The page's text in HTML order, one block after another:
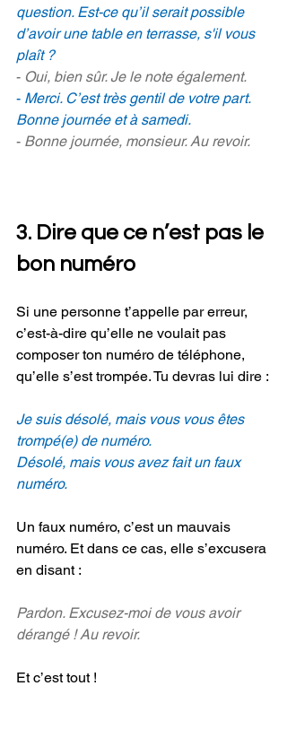
question. Est-ce qu’il serait possible
d’avoir une table en terrasse, s'il vous
plaît ?
- Oui, bien sûr. Je le note également.
- Merci. C’est très gentil de votre part.
Bonne journée et à samedi.
- Bonne journée, monsieur. Au revoir.
3. Dire que ce n’est pas le
bon numéro
Si une personne t’appelle par erreur,
c’est-à-dire qu’elle ne voulait pas
composer ton numéro de téléphone,
qu’elle s’est trompée. Tu devras lui dire :
Je suis désolé, mais vous vous êtes
trompé(e) de numéro.
Désolé, mais vous avez fait un faux
numéro.
Un faux numéro, c’est un mauvais
numéro. Et dans ce cas, elle s’excusera
en disant :
Pardon. Excusez-moi de vous avoir
dérangé ! Au revoir.
Et c’est tout !